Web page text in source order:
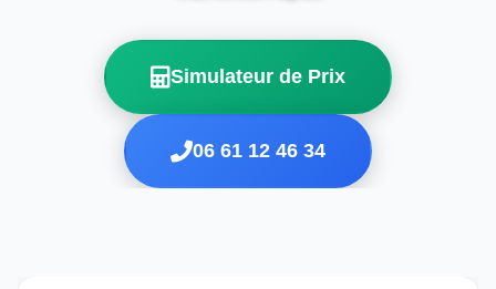
Simulateur de Prix
06 61 12 46 34